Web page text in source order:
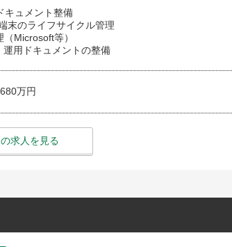
キュメント整備
末のライフサイクル管理
（Microsoft等）
運用ドキュメントの整備
万円
の求人を見る